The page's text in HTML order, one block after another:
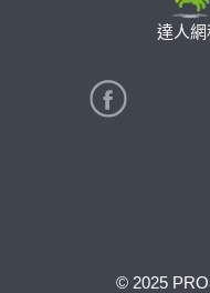
達人網
關鍵字搜尋
特約專家
信任與保障
© 2025